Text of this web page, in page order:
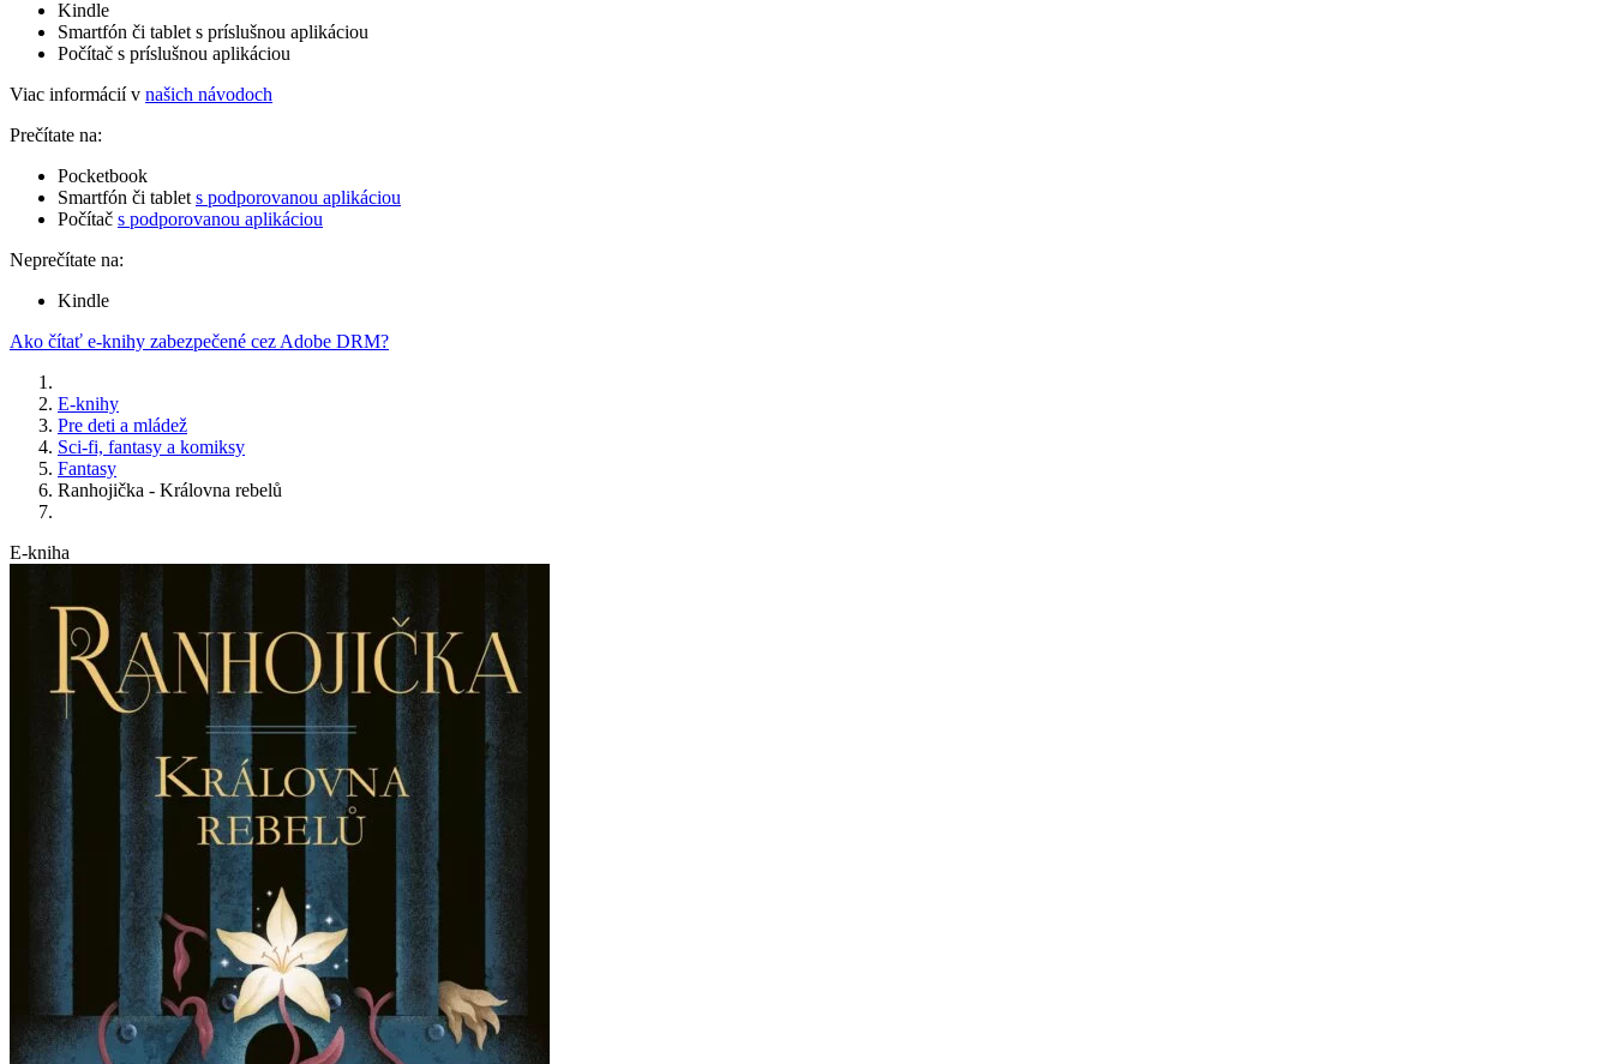
Kindle
Smartfón či tablet s príslušnou aplikáciou
Počítač s príslušnou aplikáciou
Viac informácií v našich návodoch
Prečítate na:
Pocketbook
Smartfón či tablet s podporovanou aplikáciou
Počítač s podporovanou aplikáciou
Neprečítate na:
Kindle
Ako čítať e-knihy zabezpečené cez Adobe DRM?
E-knihy
Pre deti a mládež
Sci-fi, fantasy a komiksy
Fantasy
Ranhojička - Královna rebelů
E-kniha